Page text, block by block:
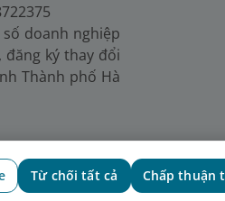
doanh nghiệp
đăng ký thay đổi
Thành phố Hà
Từ chối tất cả Chấp thuận